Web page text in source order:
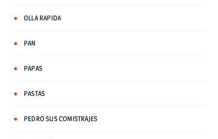
OLLA RAPIDA
PAN
PAPAS
PASTAS
PEDRO SUS COMISTRAJES